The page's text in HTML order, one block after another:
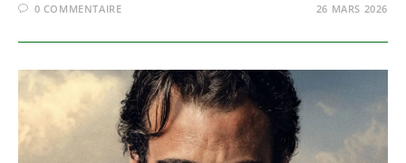
0 COMMENTAIRE 26 MARS 2026